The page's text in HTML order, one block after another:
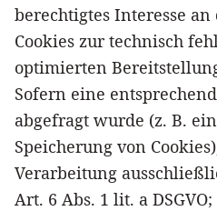
berechtigtes Interesse
Cookies zur technisch
optimierten
Sofern eine
abgefragt wurde (z. B.
Speicherung von
Verarbeitung
Art. 6 Abs. 1 lit. a